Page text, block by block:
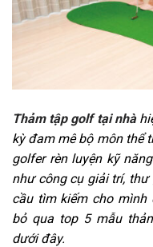
Thảm tập golf tại nhà
kỳ đam mê bộ môn thể
golfer rèn luyện kỹ
như công cụ giải trí,
cầu tìm kiếm cho mình
bỏ qua top 5 mẫu
dưới đây.